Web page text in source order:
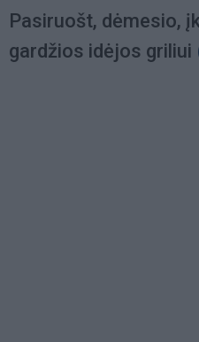
Pasiruošt, dėmesio,
gardžios idėjos griliui